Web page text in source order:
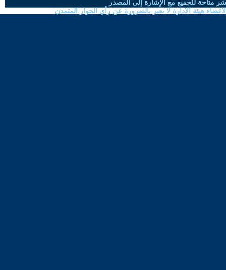
متاحة للجميع مع الإشارة إلى المصدر
هيئة الادارة لا تعبر بالضرورة عن رأي الحوار المتمدن